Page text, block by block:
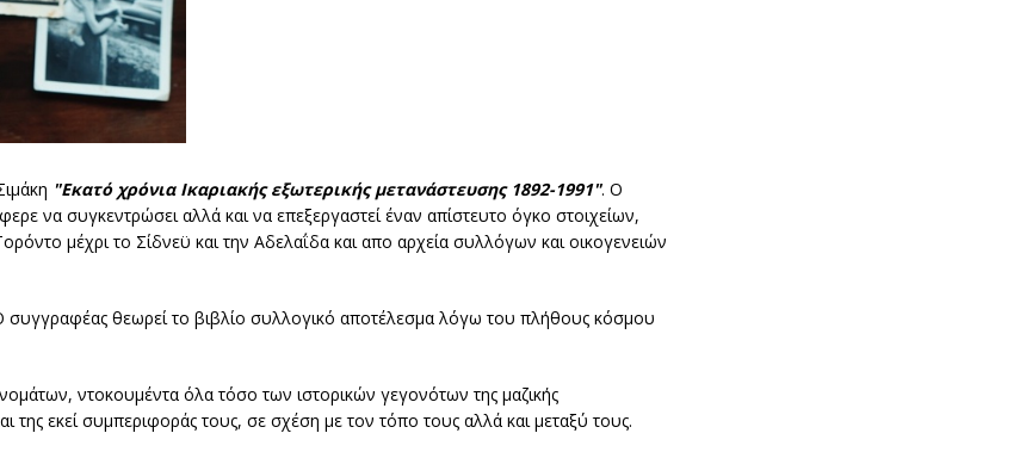
"Εκατό χρόνια Ικαριακής εξωτερικής μετανάστευσης 1892-1991". Ο
να συγκεντρώσει αλλά και να επεξεργαστεί έναν απίστευτο όγκο στοιχείων,
μέχρι το Σίδνεϋ και την Αδελαΐδα και απο αρχεία συλλόγων και οικογενειών
συγγραφέας θεωρεί το βιβλίο συλλογικό αποτέλεσμα λόγω του πλήθους κόσμου
ντοκουμέντα όλα τόσο των ιστορικών γεγονότων της μαζικής
εκεί συμπεριφοράς τους, σε σχέση με τον τόπο τους αλλά και μεταξύ τους.